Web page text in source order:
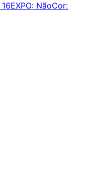
16EXPO: NãoCor: